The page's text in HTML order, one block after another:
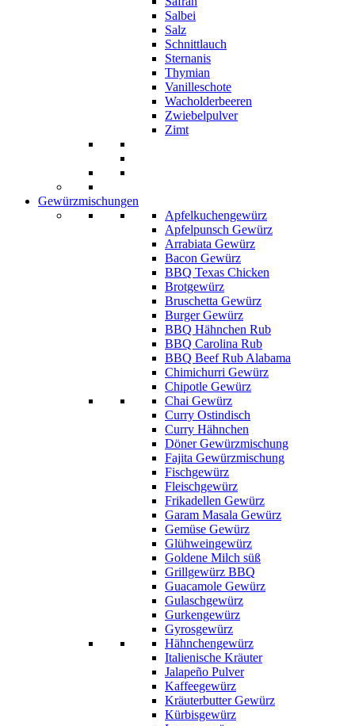
Salbei
Salz
Schnittlauch
Sternanis
Thymian
Vanilleschote
Wacholderbeeren
Zwiebelpulver
Zimt
Gewürzmischungen
Apfelkuchengewürz
Apfelpunsch Gewürz
Arrabiata Gewürz
Bacon Gewürz
BBQ Texas Chicken
Brotgewürz
Bruschetta Gewürz
Burger Gewürz
BBQ Hähnchen Rub
BBQ Carolina Rub
BBQ Beef Rub Alabama
Chimichurri Gewürz
Chipotle Gewürz
Chai Gewürz
Curry Ostindisch
Curry Hähnchen
Döner Gewürzmischung
Fajita Gewürzmischung
Fischgewürz
Fleischgewürz
Frikadellen Gewürz
Garam Masala Gewürz
Gemüse Gewürz
Glühweingewürz
Goldene Milch süß
Grillgewürz BBQ
Guacamole Gewürz
Gulaschgewürz
Gurkengewürz
Gyrosgewürz
Hähnchengewürz
Italienische Kräuter
Jalapeño Pulver
Kaffeegewürz
Kräuterbutter Gewürz
Kürbisgewürz